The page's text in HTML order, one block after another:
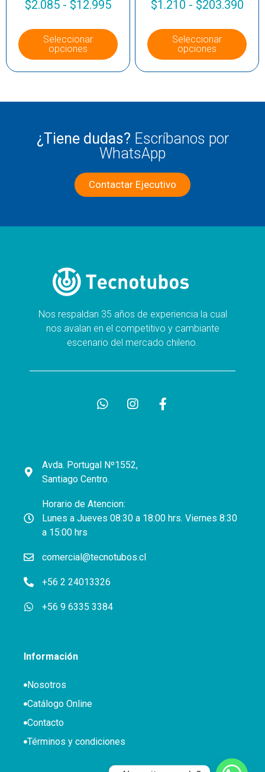
$2.085 - $12.995
Seleccionar
opciones
$1.210 - $203.390
Seleccionar
opciones
¿Tiene dudas? Escríbanos por
WhatsApp
Contactar Ejecutivo
Nos respaldan 35 años de experiencia la cual
nos avalan en el competitivo y cambiante
escenario del mercado chileno.
Avda. Portugal Nº1552,
Santiago Centro.
Horario de Atencion:
Lunes a Jueves 08:30 a 18:00 hrs. Viernes 8:30
a 15:00 hrs
comercial@tecnotubos.cl
+56 2 24013326
+56 9 6335 3384
Información
Nosotros
Catálogo Online
Contacto
Términos y condiciones